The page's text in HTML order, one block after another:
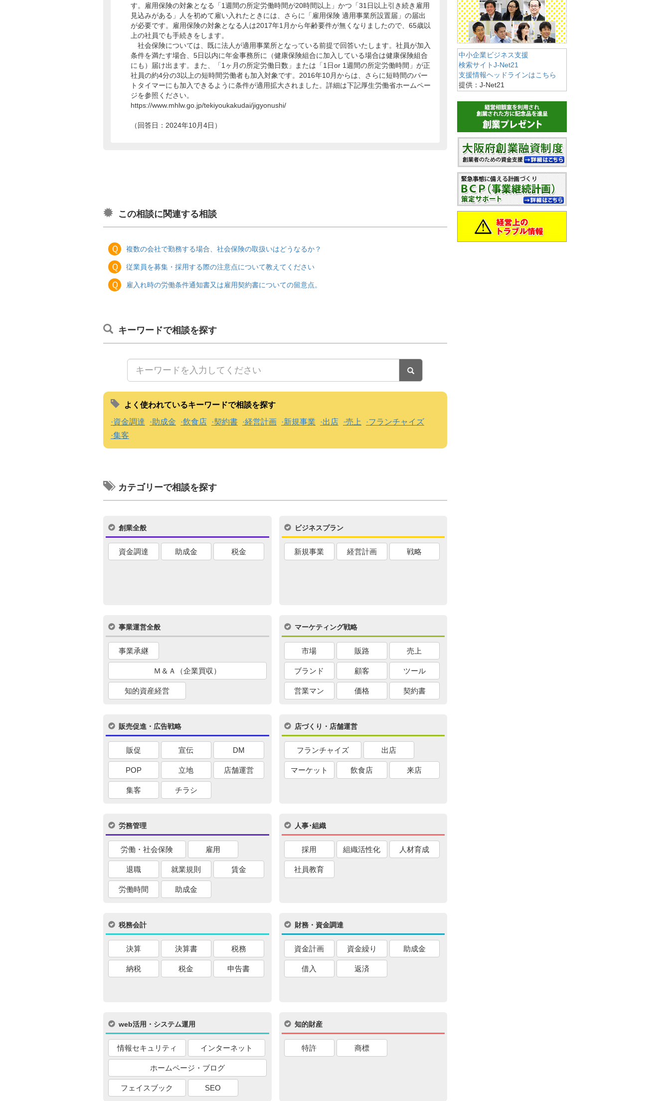
す。雇用保険の対象となる「1週間の所定労働時間が20時間以上」かつ「31日以上引き続き雇用
見込みがある」人を初めて雇い入れたときには、さらに「雇用保険 適用事業所設置届」の届出
が必要です。雇用保険の対象となる人は2017年1月から年齢要件が無くなりましたので、65歳以
上の社員でも手続きをします。
社会保険については、既に法人が適用事業所となっている前提で回答いたします。社員が加入
条件を満たす場合、5日以内に年金事務所に（健康保険組合に加入している場合は健康保険組合
にも）届け出ます。また、「1ヶ月の所定労働日数」または「1日or 1週間の所定労働時間」が正
社員の約4分の3以上の短時間労働者も加入対象です。2016年10月からは、さらに短時間のパー
トタイマーにも加入できるように条件が適用拡大されました。詳細は下記厚生労働省ホームペー
ジを参照ください。
https://www.mhlw.go.jp/tekiyoukakudai/jigyonushi/
（回答日：2024年10月4日）
この相談に関連する相談
Ｑ 複数の会社で勤務する場合、社会保険の取扱いはどうなるか？
Ｑ 従業員を募集・採用する際の注意点について教えてください
Ｑ 雇入れ時の労働条件通知書又は雇用契約書についての留意点。
キーワードで相談を探す
よく使われているキーワードで相談を探す
資金調達
助成金 飲食店 契約書 経営計画 新規事業 出店 売上
フランチャイズ
集客
カテゴリーで相談を探す
創業全般
資金調達 助成金 税金
ビジネスプラン
新規事業 経営計画 戦略
事業運営全般
事業承継
Ｍ＆Ａ（企業買収）
知的資産経営
マーケティング戦略
市場 販路 売上
ブランド 顧客 ツール
営業マン 価格 契約書
販売促進・広告戦略
販促 宣伝 DM
POP 立地 店舗運営
集客 チラシ
店づくり・店舗運営
フランチャイズ 出店
マーケット 飲食店 来店
労務管理
労働・社会保険 雇用
退職 就業規則 賃金
労働時間 助成金
人事･組織
採用 組織活性化 人材育成
社員教育
税務会計
決算 決算書 税務
納税 税金 申告書
財務・資金調達
資金計画 資金繰り 助成金
借入 返済
web活用・システム運用
情報セキュリティ インターネット
ホームページ・ブログ
フェイスブック SEO
知的財産
特許 商標
中小企業ビジネス支援
検索サイトJ-Net21
支援情報ヘッドラインはこちら
提供：J-Net21